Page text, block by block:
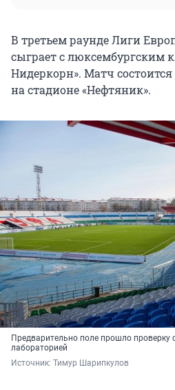
В третьем раунде Лиги
сыграет с люксембургским
Нидеркорн». Матч состоится
на стадионе «Нефтяник».
Предварительно поле прошло
лабораторией
Источник: Тимур Шарипкулов